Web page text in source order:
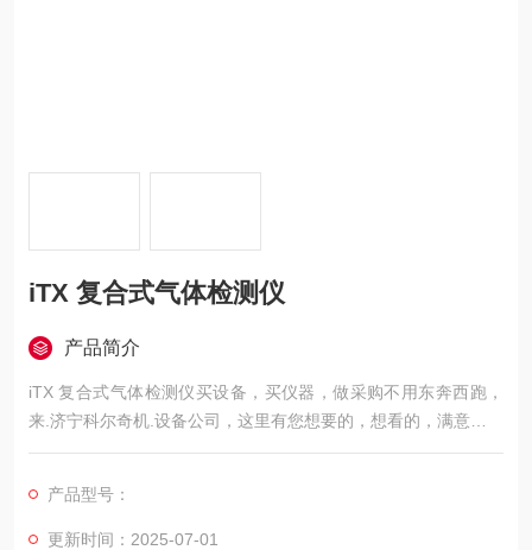
iTX 复合式气体检测仪
产品简介
iTX 复合式气体检测仪买设备，买仪器，做采购不用东奔西跑，
来.济宁科尔奇机.设备公司，这里有您想要的，想看的，满意
的产品
产品型号：
更新时间：2025-07-01